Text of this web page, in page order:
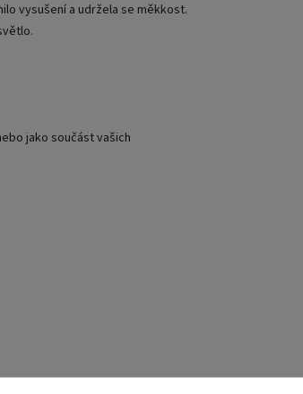
vysušení a udržela se měkkost.
jako součást vašich